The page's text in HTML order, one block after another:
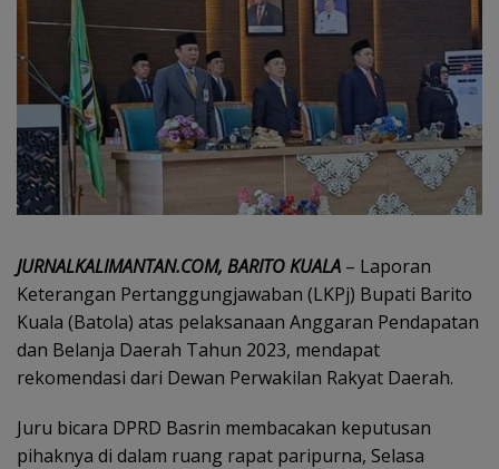
JURNALKALIMANTAN.COM, BARITO KUALA – Laporan
Keterangan Pertanggungjawaban (LKPj) Bupati Barito
Kuala (Batola) atas pelaksanaan Anggaran Pendapatan
dan Belanja Daerah Tahun 2023, mendapat
rekomendasi dari Dewan Perwakilan Rakyat Daerah.
Juru bicara DPRD Basrin membacakan keputusan
pihaknya di dalam ruang rapat paripurna, Selasa